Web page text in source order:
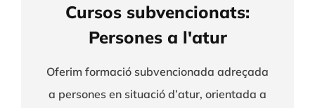
Cursos subvencionats:
Persones a l'atur
Oferim formació subvencionada adreçada
a persones en situació d’atur, orientada a